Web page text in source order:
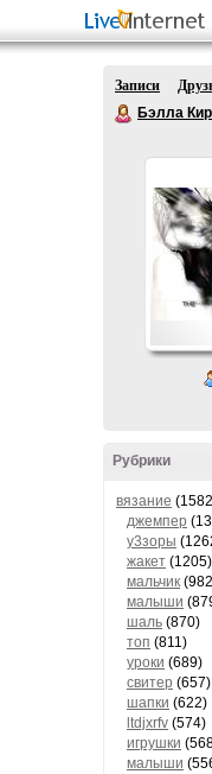
Записи
Бэлла
Рубрики
вязание
джемпер
у3зоры
жакет (1205)
мальчик
малыши
шаль (870)
топ (811)
уроки (689)
свитер (657)
шапки (622)
ltdjxrfv (574)
игрушки
малыши